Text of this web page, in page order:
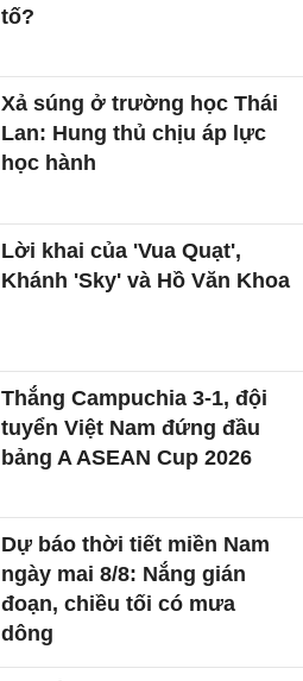
tố?
Xả súng ở trường học Thái
Lan: Hung thủ chịu áp lực
học hành
Lời khai của 'Vua Quạt',
Khánh 'Sky' và Hồ Văn Khoa
Thắng Campuchia 3-1, đội
tuyển Việt Nam đứng đầu
bảng A ASEAN Cup 2026
Dự báo thời tiết miền Nam
ngày mai 8/8: Nắng gián
đoạn, chiều tối có mưa
dông